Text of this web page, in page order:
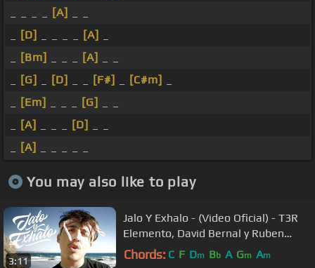
[A]
[D] [A]
[Bm] [A]
[G] [D] [F#] [C#m]
[Em] [G]
[A] [D]
[A]
You may also like to play
3:11
Jalo Y Exhalo - (Video Oficial) - T3R
Elemento, David Bernal y Ruben
Figueroa - DEL Records 2020
Chords: C F Dm Bb A Gm Am